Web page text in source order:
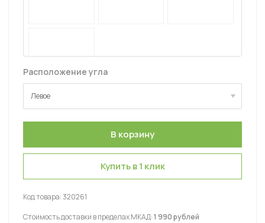
Расположение угла
Левое
Левое
Купить в 1 клик
Код товара:320261
Стоимость доставки в пределах МКАД:1 990 рублей